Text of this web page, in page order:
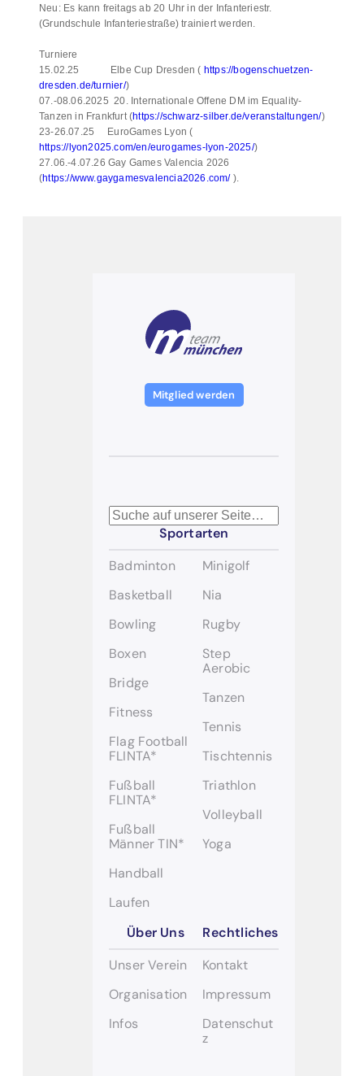
Neu: Es kann freitags ab 20 Uhr in der Infanteriestr.
(Grundschule Infanteriestraße) trainiert werden.
Turniere
15.02.25 Elbe Cup Dresden ( https://bogenschuetzen-
dresden.de/turnier/)
07.-08.06.2025 20. Internationale Offene DM im Equality-
Tanzen in Frankfurt (https://schwarz-silber.de/veranstaltungen/)
23-26.07.25 EuroGames Lyon (
https://lyon2025.com/en/eurogames-lyon-2025/)
27.06.-4.07.26 Gay Games Valencia 2026
(https://www.gaygamesvalencia2026.com/).
Mitglied werden
Sportarten
Badminton
Basketball
Bowling
Boxen
Bridge
Fitness
Flag Football
FLINTA*
Fußball
FLINTA*
Fußball
Männer TIN*
Handball
Laufen
Minigolf
Nia
Rugby
Step
Aerobic
Tanzen
Tennis
Tischtennis
Triathlon
Volleyball
Yoga
Über Uns
Unser Verein
Organisation
Infos
Rechtliches
Kontakt
Impressum
Datenschut
z